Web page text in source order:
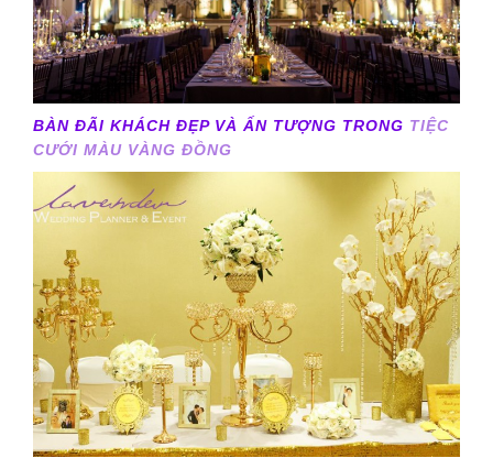
BÀN ĐÃI KHÁCH ĐẸP VÀ ẤN TƯỢNG TRONG TIỆC
CƯỚI MÀU VÀNG ĐỒNG